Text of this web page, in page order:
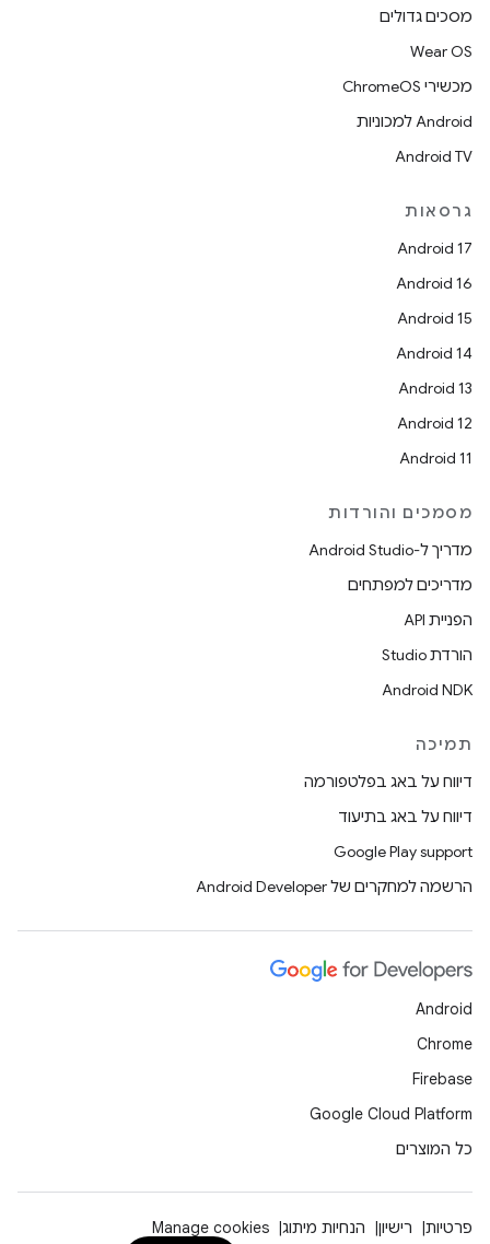
מסכים גדולים
Wear OS
מכשירי ChromeOS
Android למכוניות
Android TV
גרסאות
Android 17
Android 16
Android 15
Android 14
Android 13
Android 12
Android 11
מסמכים והורדות
מדריך ל-Android Studio
מדריכים למפתחים
הפניית API
הורדת Studio
Android NDK
תמיכה
דיווח על באג בפלטפורמה
דיווח על באג בתיעוד
Google Play support
הרשמה למחקרים של Android Developer
Android
Chrome
Firebase
Google Cloud Platform
כל המוצרים
פרטיות רישיון הנחיות מיתוג Manage cookies